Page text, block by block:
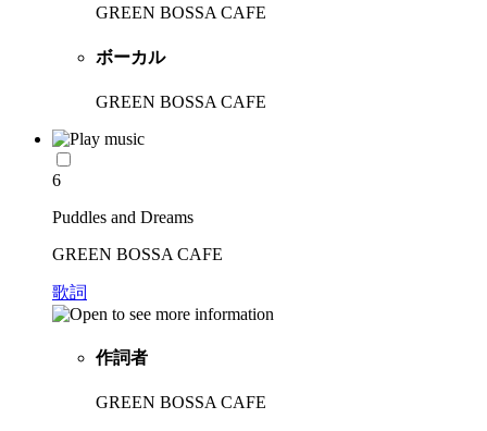
GREEN BOSSA CAFE
ボーカル
GREEN BOSSA CAFE
6
Puddles and Dreams
GREEN BOSSA CAFE
歌詞
作詞者
GREEN BOSSA CAFE